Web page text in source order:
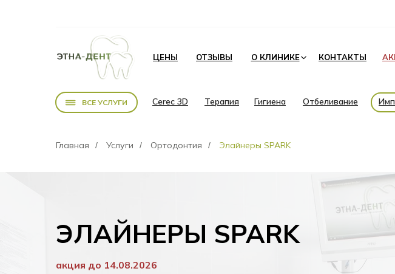
ЦЕНЫ ОТЗЫВЫ О КЛИНИКЕ КОНТАКТЫ
Cerec 3D Терапия Гигиена
ВСЕ УСЛУГИ Отбеливание
Главная / Услуги / Ортодонтия / Элайнеры SPARK
акция до 14.08.2026
ЭЛАЙНЕРЫ SPARK